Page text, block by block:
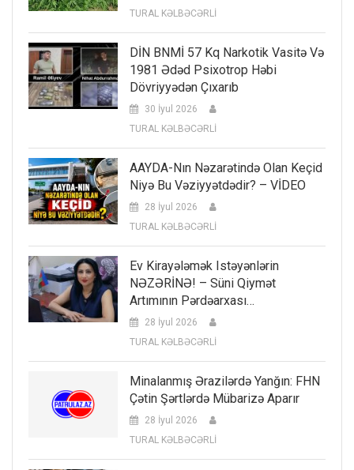
TURAL KƏLBƏCƏRLİ
DİN BNMİ 57 Kq Narkotik Vasitə Və
1981 Ədəd Psixotrop Həbi
Dövriyyədən Çıxarıb
30 İyul 2026
TURAL KƏLBƏCƏRLİ
AAYDA-Nın Nəzarətində Olan Keçid
Niyə Bu Vəziyyətdədir? – VİDEO
28 İyul 2026
TURAL KƏLBƏCƏRLİ
Ev Kirayələmək Istəyənlərin
NƏZƏRİNƏ! – Süni Qiymət
Artımının Pərdəarxası…
28 İyul 2026
TURAL KƏLBƏCƏRLİ
Minalanmış Ərazilərdə Yanğın: FHN
Çətin Şərtlərdə Mübarizə Aparır
28 İyul 2026
TURAL KƏLBƏCƏRLİ